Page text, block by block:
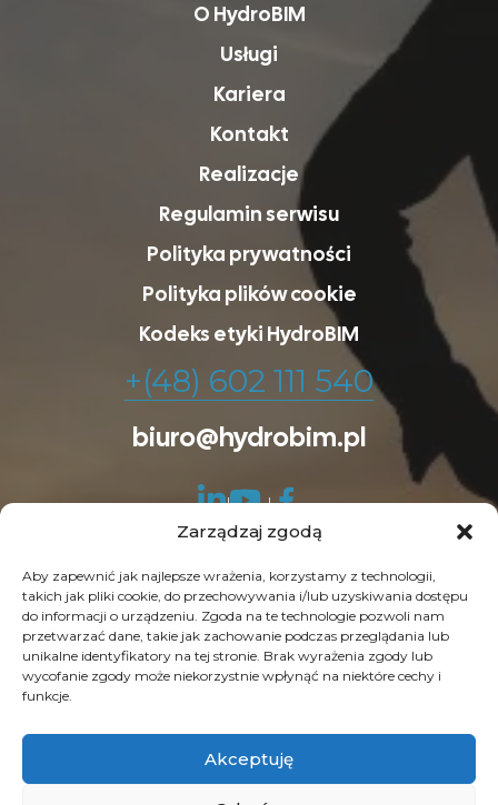
Zarządzaj zgodą
Aby zapewnić jak najlepsze wrażenia, korzystamy z technologii,
takich jak pliki cookie, do przechowywania i/lub uzyskiwania dostępu
do informacji o urządzeniu. Zgoda na te technologie pozwoli nam
przetwarzać dane, takie jak zachowanie podczas przeglądania lub
unikalne identyfikatory na tej stronie. Brak wyrażenia zgody lub
wycofanie zgody może niekorzystnie wpłynąć na niektóre cechy i
funkcje.
Akceptuję
O HydroBIM
Usługi
Kariera
Kontakt
Realizacje
Regulamin serwisu
Polityka prywatności
Polityka plików cookie
Kodeks etyki HydroBIM
+(48) 602 111 540
biuro@hydrobim.pl
© Copyright 2026 HydroBIM. Wszelkie prawa
zastrzeżone. SEO byContrade